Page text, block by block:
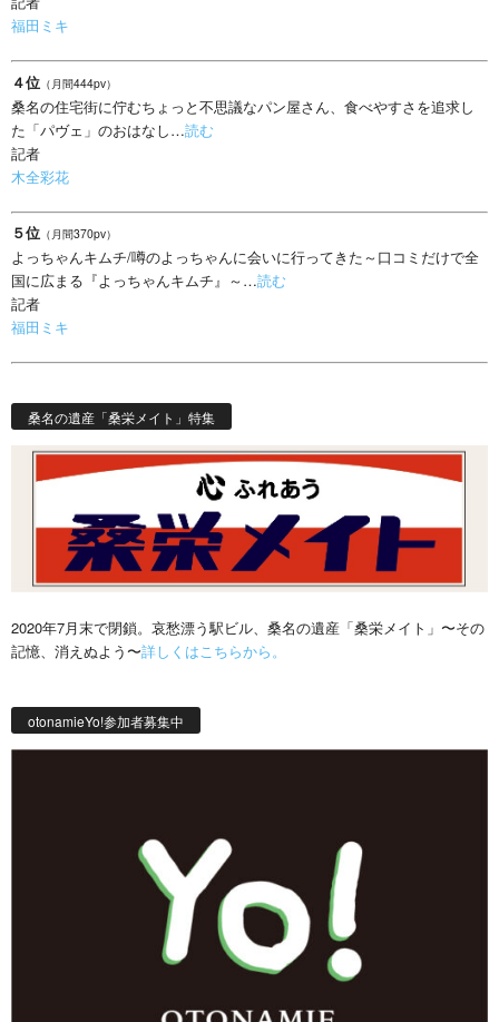
福田ミキ
４位 （月間444pv）
桑名の住宅街に佇むちょっと不思議なパン屋さん、食べやすさを追求し
た「パヴェ」のおはなし…読む
記者
木全彩花
５位 （月間370pv）
よっちゃんキムチ/噂のよっちゃんに会いに行ってきた～口コミだけで全
国に広まる『よっちゃんキムチ』～…読む
記者
福田ミキ
桑名の遺産「桑栄メイト」特集
2020年7月末で閉鎖。哀愁漂う駅ビル、桑名の遺産「桑栄メイト」〜その
記憶、消えぬよう〜詳しくはこちらから。
otonamieYo!参加者募集中